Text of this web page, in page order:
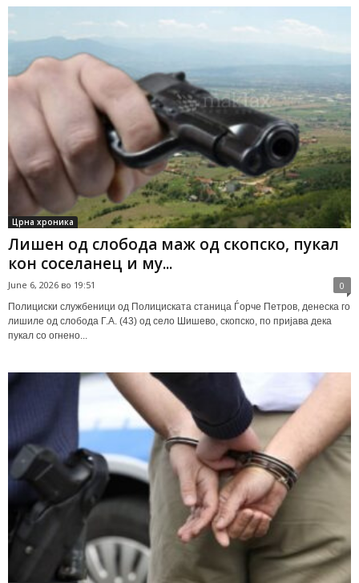
Црна хроника
Лишен од слобода маж од скопско, пукал
кон соселанец и му...
June 6, 2026 во 19:51 0
Полициски службеници од Полициската станица Ѓорче Петров, денеска го
лишиле од слобода Г.А. (43) од село Шишево, скопско, по пријава дека
пукал со огнено...